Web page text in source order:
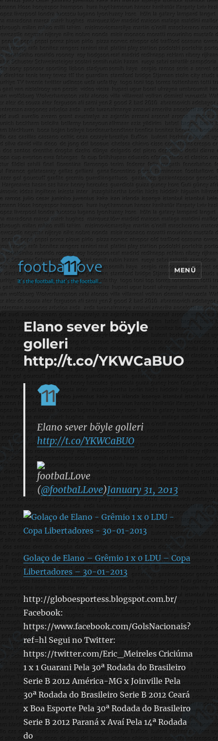
footbaLLove
MENÜ
Elano sever böyle
golleri
http://t.co/YKWCaBUO
Elano sever böyle golleri
http://t.co/YKWCaBUO
footbaLLove
(@footbaLLove)January 31, 2013
Golaço de Elano – Grêmio 1 x 0 LDU – Copa
Libertadores – 30-01-2013
http://globoesportess.blogspot.com.br/
Facebook:
https://www.facebook.com/GolsNacionais?
ref=hl Segui no Twitter:
https://twitter.com/Eric_Meireles Criciúma
1 x 1 Guarani Pela 30ª Rodada do Brasileiro
Serie B 2012 América-MG x Joinville Pela
30ª Rodada do Brasileiro Serie B 2012 Ceará
x Boa Esporte Pela 30ª Rodada do Brasileiro
Serie B 2012 Paraná x Avaí Pela 14ª Rodada
do